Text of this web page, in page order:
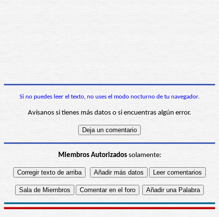
Si no puedes leer el texto, no uses el modo nocturno de tu navegador.
Avísanos si tienes más datos o si encuentras algún error.
Miembros Autorizadossolamente: